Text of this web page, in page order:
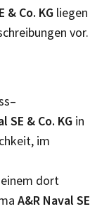
& Co. KG liegen
vor.
SE & Co. KG in
im
dort
A&R Naval SE